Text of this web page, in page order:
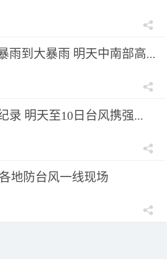
雨到大暴雨 明天中南部高...
录 明天至10日台风携强...
地防台风一线现场